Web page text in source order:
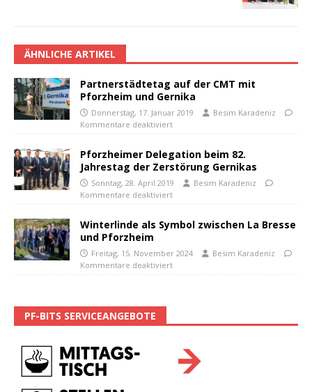
ÄHNLICHE ARTIKEL
Partnerstädtetag auf der CMT mit
Pforzheim und Gernika
Donnerstag, 17. Januar 2019
Besim Karadeniz
Kommentare deaktiviert
Pforzheimer Delegation beim 82.
Jahrestag der Zerstörung Gernikas
Sonntag, 28. April 2019
Besim Karadeniz
Kommentare deaktiviert
Winterlinde als Symbol zwischen La Bresse
und Pforzheim
Freitag, 15. November 2024
Besim Karadeniz
Kommentare deaktiviert
PF-BITS SERVICEANGEBOTE